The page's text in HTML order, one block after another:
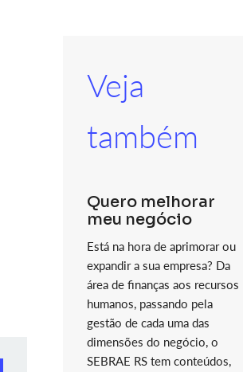
Veja
também
Quero melhorar
meu negócio
Está na hora de aprimorar ou
expandir a sua empresa? Da
área de finanças aos recursos
humanos, passando pela
gestão de cada uma das
dimensões do negócio, o
SEBRAE RS tem conteúdos,